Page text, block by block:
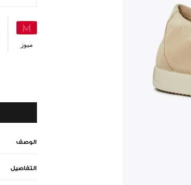
ميوز
الوصف
التفاصيل